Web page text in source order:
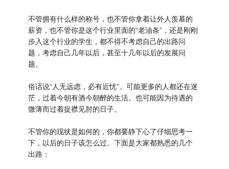
不管拥有什么样的称号，也不管你拿着让外人羡慕的
薪资，也不管你是这个行业里面的“老油条”，还是刚刚
步入这个行业的学生，都不得不考虑自己的出路问
题，考虑自己几年以后，甚至十几年以后的发展问
题。
俗话说“人无远虑，必有近忧”。可能更多的人都还在迷
茫，过着今朝有酒今朝醉的生活。也可能因为待遇的
微薄而过着捉襟见肘的日子。
不管你的现状是如何的，你都要静下心了仔细思考一
下，以后的日子该怎么过。下面是大家都熟悉的几个
出路：